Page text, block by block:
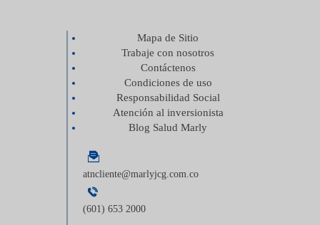
Mapa de Sitio
Trabaje con nosotros
Contáctenos
Condiciones de uso
Responsabilidad Social
Atención al inversionista
Blog Salud Marly
atncliente@marlyjcg.com.co
(601) 653 2000